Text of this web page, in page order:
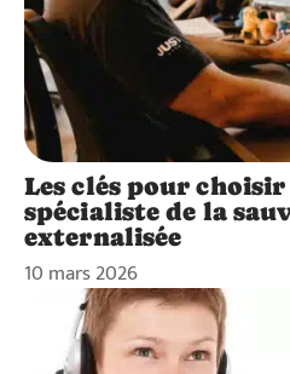
Les clés pour
spécialiste de la
externalisée
10 mars 2026